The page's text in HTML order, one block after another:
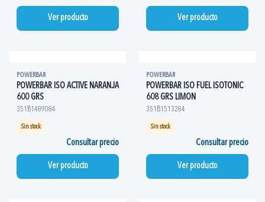
Ver producto Ver producto
POWERBAR
POWERBAR ISO ACTIVE NARANJA
600 GRS
351B1489084
Sin stock
Consultar precio
Ver producto
POWERBAR
POWERBAR ISO FUEL ISOTONIC
608 GRS LIMON
351B1513284
Sin stock
Consultar precio
Ver producto